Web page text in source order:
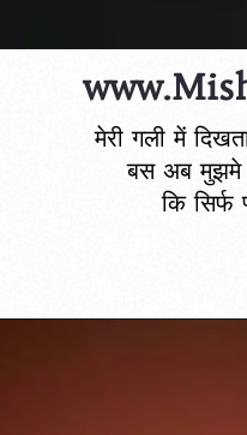
मेरी गली में
बस अब मुझमे
कि सिर्फ